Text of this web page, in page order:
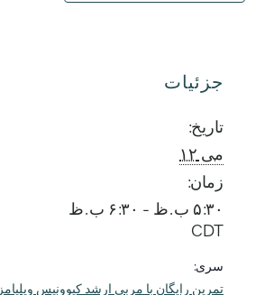
جزئیات
تاریخ:
می ۱۲
زمان:
۵:۳۰ ب.ظ - ۶:۳۰ ب.ظ
CDT
سری:
تمرین رایگان با مربی ارشد کیوونیس ویلیامز